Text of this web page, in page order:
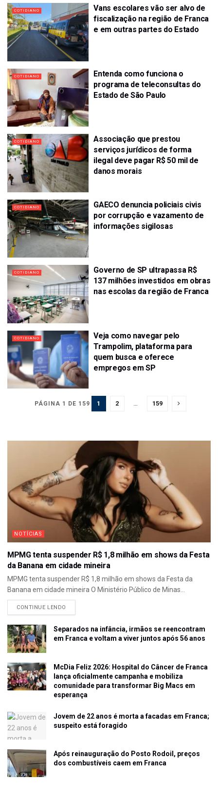
COTIDIANO
Vans escolares vão ser alvo de
fiscalização na região de Franca
e em outras partes do Estado
COTIDIANO
Entenda como funciona o
programa de teleconsultas do
Estado de São Paulo
COTIDIANO
Associação que prestou
serviços jurídicos de forma
ilegal deve pagar R$ 50 mil de
danos morais
COTIDIANO
GAECO denuncia policiais civis
por corrupção e vazamento de
informações sigilosas
COTIDIANO
Governo de SP ultrapassa R$
137 milhões investidos em obras
nas escolas da região de Franca
COTIDIANO
Veja como navegar pelo
Trampolim, plataforma para
quem busca e oferece
empregos em SP
PÁGINA 1 DE 159 1 2 … 159
NOTÍCIAS
MPMG tenta suspender R$ 1,8 milhão em shows da Festa
da Banana em cidade mineira
MPMG tenta suspender R$ 1,8 milhão em shows da Festa da
Banana em cidade mineira O Ministério Público de Minas...
CONTINUE LENDO
Separados na infância, irmãos se reencontram
em Franca e voltam a viver juntos após 56 anos
McDia Feliz 2026: Hospital do Câncer de Franca
lança oficialmente campanha e mobiliza
comunidade para transformar Big Macs em
esperança
Jovem de 22 anos é morta a facadas em Franca;
suspeito está foragido
Após reinauguração do Posto Rodoil, preços
dos combustíveis caem em Franca